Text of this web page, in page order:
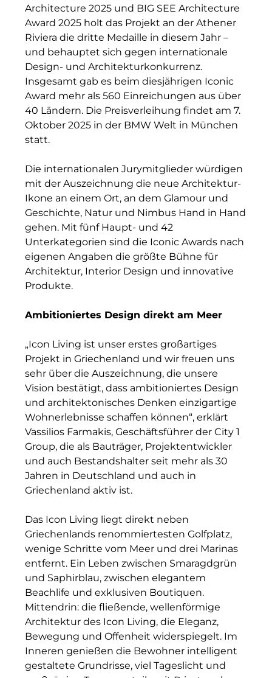
H2Global
Hallberger Kultursommer
HERZOG MAX
Hausbank München
Hotel Königshof München GmbH & Co. KG
INAI
Initiative Central Quartier
Interhyp
KERNenergie GmbH
Kollitsch Invest
Lenbachhaus
magna asset management ag
Malerei & Auftragsmalerei Nikolaus Kriese
MünchenBau
Munich Airport Business Park
Münchner Wohnen
Münchner Wohnen
National Center for Waste Management
Neuhausen Neudenken
Optima_Hammer
PAULUS Immobiliengruppe
Pembroke
Quartier am Bahnhof Taufkirchen
R&S Immobilienmanagement GmbH
Architecture 2025 und BIG SEE Architecture
Award 2025 holt das Projekt an der Athener
Riviera die dritte Medaille in diesem Jahr –
und behauptet sich gegen internationale
Design- und Architekturkonkurrenz.
Insgesamt gab es beim diesjährigen Iconic
Award mehr als 560 Einreichungen aus über
40 Ländern. Die Preisverleihung findet am 7.
Oktober 2025 in der BMW Welt in München
statt.
Die internationalen Jurymitglieder würdigen
mit der Auszeichnung die neue Architektur-
Ikone an einem Ort, an dem Glamour und
Geschichte, Natur und Nimbus Hand in Hand
gehen. Mit fünf Haupt- und 42
Unterkategorien sind die Iconic Awards nach
eigenen Angaben die größte Bühne für
Architektur, Interior Design und innovative
Produkte.
Ambitioniertes Design direkt am Meer
„Icon Living ist unser erstes großartiges
Projekt in Griechenland und wir freuen uns
sehr über die Auszeichnung, die unsere
Vision bestätigt, dass ambitioniertes Design
und architektonisches Denken einzigartige
Wohnerlebnisse schaffen können“, erklärt
Vassilios Farmakis, Geschäftsführer der City 1
Group, die als Bauträger, Projektentwickler
und auch Bestandshalter seit mehr als 30
Jahren in Deutschland und auch in
Griechenland aktiv ist.
Das Icon Living liegt direkt neben
Griechenlands renommiertesten Golfplatz,
wenige Schritte vom Meer und drei Marinas
entfernt. Ein Leben zwischen Smaragdgrün
und Saphirblau, zwischen elegantem
Beachlife und exklusiven Boutiquen.
Mittendrin: die fließende, wellenförmige
Architektur des Icon Living, die Eleganz,
Bewegung und Offenheit widerspiegelt. Im
Inneren genießen die Bewohner intelligent
gestaltete Grundrisse, viel Tageslicht und